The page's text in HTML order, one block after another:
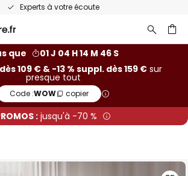
Experts à votre écoute
que
01 J 04 H 14 M 45 S
109 € & -13 % suppl. dès 159 €sur
presque tout
Code :WOW copier
: jusqu'à -70 %